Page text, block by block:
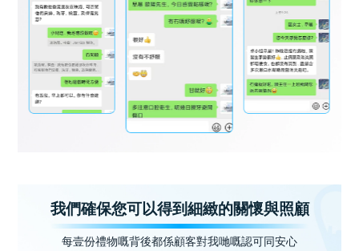
我們確保您可以得到細緻的關懷與照顧
每壹份禮物嘅背後都係顧客對我哋嘅認可同安心